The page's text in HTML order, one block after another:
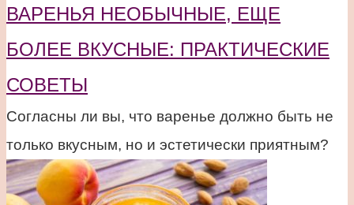
ВАРЕНЬЯ НЕОБЫЧНЫЕ, ЕЩЕ
БОЛЕЕ ВКУСНЫЕ: ПРАКТИЧЕСКИЕ
СОВЕТЫ
Согласны ли вы, что варенье должно быть не
только вкусным, но и эстетически приятным?